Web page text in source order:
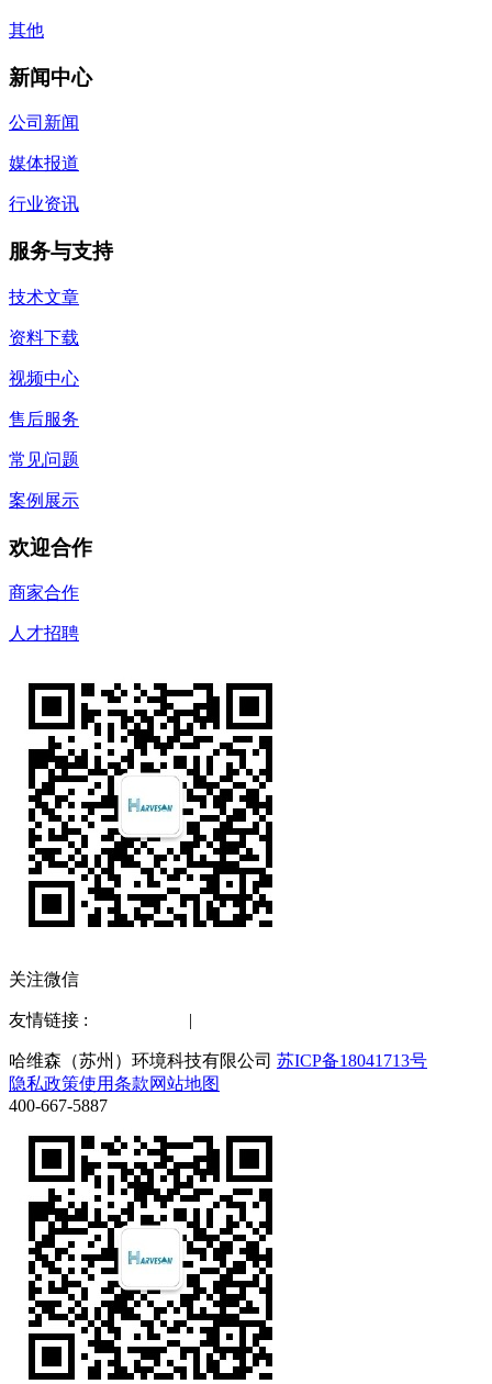
其他
新闻中心
公司新闻
媒体报道
行业资讯
服务与支持
技术文章
资料下载
视频中心
售后服务
常见问题
案例展示
欢迎合作
商家合作
人才招聘
关注微信
友情链接 : |
哈维森（苏州）环境科技有限公司 苏ICP备18041713号
隐私政策使用条款网站地图
400-667-5887